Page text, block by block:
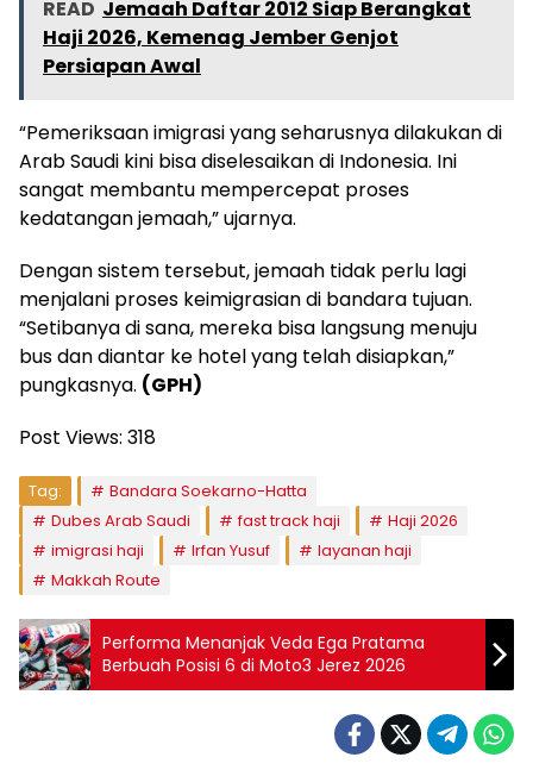
READ Jemaah Daftar 2012 Siap Berangkat
Haji 2026, Kemenag Jember Genjot
Persiapan Awal
“Pemeriksaan imigrasi yang seharusnya dilakukan di
Arab Saudi kini bisa diselesaikan di Indonesia. Ini
sangat membantu mempercepat proses
kedatangan jemaah,” ujarnya.
Dengan sistem tersebut, jemaah tidak perlu lagi
menjalani proses keimigrasian di bandara tujuan.
“Setibanya di sana, mereka bisa langsung menuju
bus dan diantar ke hotel yang telah disiapkan,”
pungkasnya. (GPH)
Post Views: 318
Tag:
Bandara Soekarno-Hatta
Dubes Arab Saudi
fast track haji
Haji 2026
imigrasi haji
Irfan Yusuf
layanan haji
Makkah Route
Performa Menanjak Veda Ega Pratama
Berbuah Posisi 6 di Moto3 Jerez 2026